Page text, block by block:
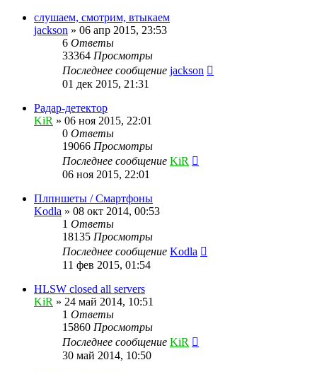
слушаем, смотрим, втыкаем
jackson » 06 апр 2015, 23:53
6 Ответы
33364 Просмотры
Последнее сообщение jackson
01 дек 2015, 21:31
Радар-детектор
KiR » 06 ноя 2015, 22:01
0 Ответы
19066 Просмотры
Последнее сообщение KiR
06 ноя 2015, 22:01
Плпншеты / Смартфоны
Kodla » 08 окт 2014, 00:53
1 Ответы
18135 Просмотры
Последнее сообщение Kodla
11 фев 2015, 01:54
HLSW closed all servers
KiR » 24 май 2014, 10:51
1 Ответы
15860 Просмотры
Последнее сообщение KiR
30 май 2014, 10:50